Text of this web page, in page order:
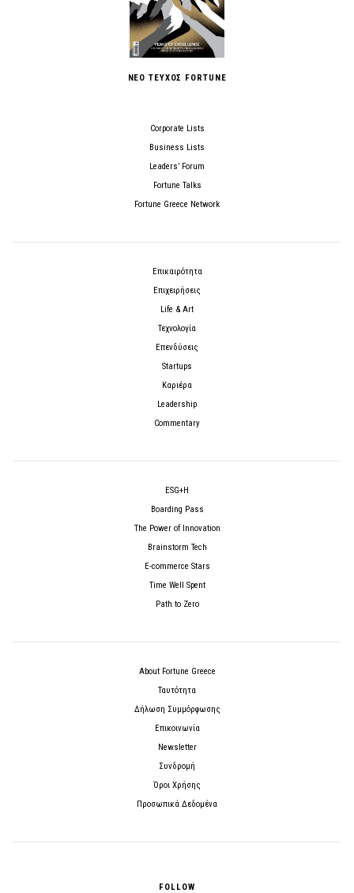
ΝΕΟ ΤΕΥΧΟΣ FORTUNE
Corporate Lists
Business Lists
Leaders’ Forum
Fortune Talks
Fortune Greece Network
Επικαιρότητα
Επιχειρήσεις
Life & Art
Τεχνολογία
Επενδύσεις
Startups
Καριέρα
Leadership
Commentary
ESG+H
Boarding Pass
The Power of Innovation
Brainstorm Tech
E-commerce Stars
Time Well Spent
Path to Zero
About Fortune Greece
Ταυτότητα
Δήλωση Συμμόρφωσης
Επικοινωνία
Newsletter
Συνδρομή
Όροι Χρήσης
Προσωπικά Δεδομένα
FOLLOW